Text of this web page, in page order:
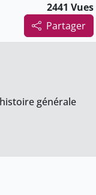
2441 Vues
Partager
générale